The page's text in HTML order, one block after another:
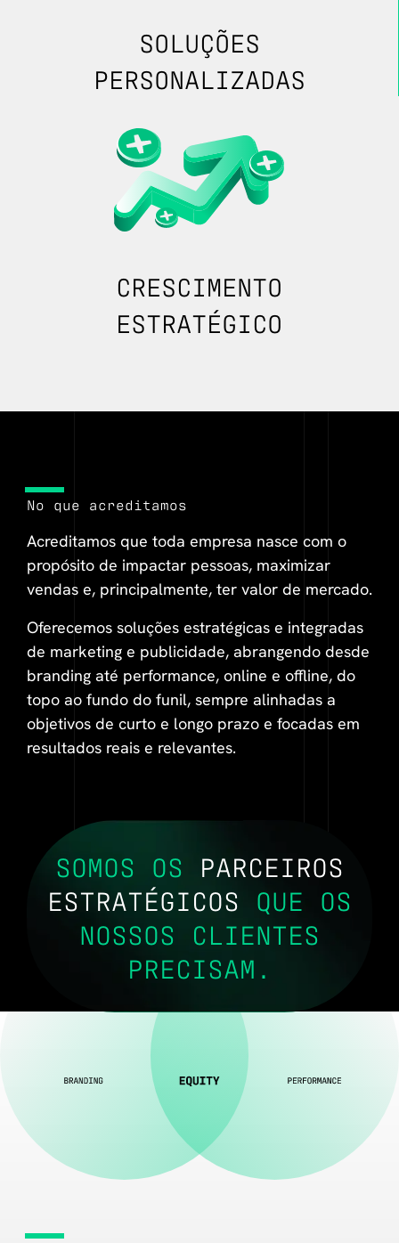
SOLUÇÕES
PERSONALIZADAS
CRESCIMENTO
ESTRATÉGICO
No que acreditamos
Acreditamos que toda empresa nasce com o
propósito de impactar pessoas, maximizar
vendas e, principalmente, ter valor de mercado.
Oferecemos soluções estratégicas e integradas
de marketing e publicidade, abrangendo desde
branding até performance, online e offline, do
topo ao fundo do funil, sempre alinhadas a
objetivos de curto e longo prazo e focadas em
resultados reais e relevantes.
SOMOS OS PARCEIROS
ESTRATÉGICOS QUE OS
NOSSOS CLIENTES
PRECISAM.